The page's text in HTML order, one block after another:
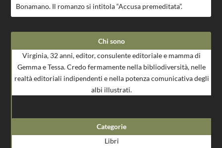
Bonamano. Il romanzo si intitola “Accusa premeditata”.
Chi sono
Virginia, 32 anni, editor, consulente editoriale e mamma di
Gemma e Tessa. Credo fermamente nella bibliodiversità, nelle
realtà editoriali indipendenti e nella potenza comunicativa degli
albi illustrati.
Categorie
Libri